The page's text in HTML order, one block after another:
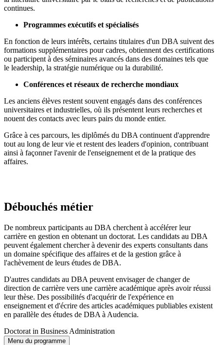
continues.
Programmes exécutifs et spécialisés
En fonction de leurs intérêts, certains titulaires d'un DBA suivent des
formations supplémentaires pour cadres, obtiennent des certifications
ou participent à des séminaires avancés dans des domaines tels que
le leadership, la stratégie numérique ou la durabilité.
Conférences et réseaux de recherche mondiaux
Les anciens élèves restent souvent engagés dans des conférences
universitaires et industrielles, où ils présentent leurs recherches et
nouent des contacts avec leurs pairs du monde entier.
Grâce à ces parcours, les diplômés du DBA continuent d'apprendre
tout au long de leur vie et restent des leaders d'opinion, contribuant
ainsi à façonner l'avenir de l'enseignement et de la pratique des
affaires.
Débouchés métier
De nombreux participants au DBA cherchent à accélérer leur
carrière en gestion en obtenant un doctorat. Les candidats au DBA
peuvent également chercher à devenir des experts consultants dans
un domaine spécifique des affaires et de la gestion grâce à
l'achèvement de leurs études de DBA.
D'autres candidats au DBA peuvent envisager de changer de
direction de carrière vers une carrière académique après avoir réussi
leur thèse. Des possibilités d'acquérir de l'expérience en
enseignement et d'écrire des articles académiques publiables existent
en parallèle des études de DBA à Audencia.
Doctorat in Business Administration
Menu du programme